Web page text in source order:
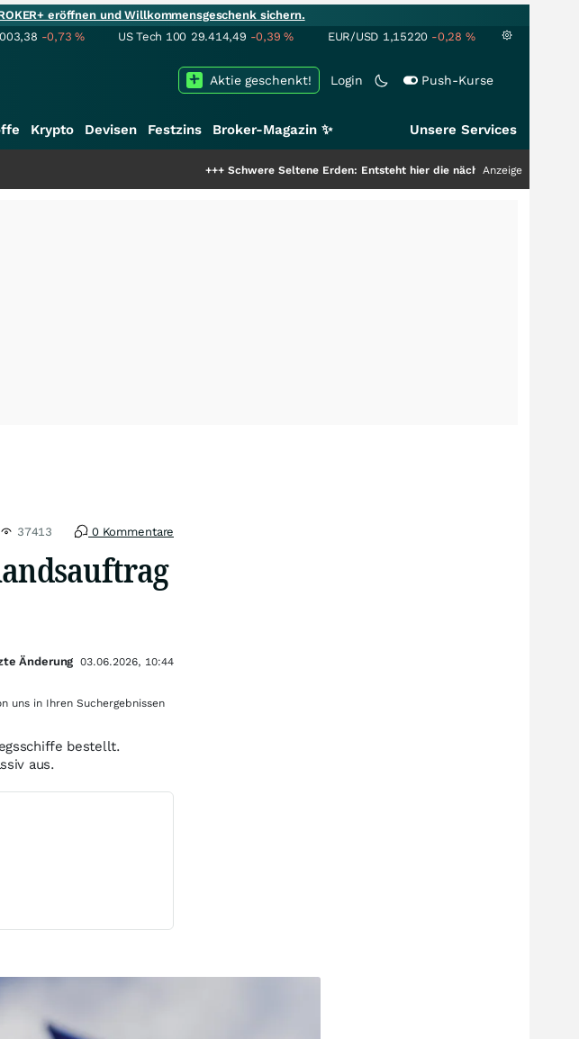
eröffnen und Willkommensgeschenk sichern.
-0,73% US Tech 100 29.414,49 -0,39% EUR/USD 1,15220 -0,28 %
Login Push-Kurse
Aktie geschenkt!
Krypto Devisen Festzins Broker-Magazin ✨ Unsere Services
Schwere Seltene Erden: Entsteht hier die nächste Milliardenstory?+++
Anzeige
37413 0 Kommentare
bestellt.
aus.
Änderung 03.06.2026, 10:44
uns in Ihren Suchergebnissen